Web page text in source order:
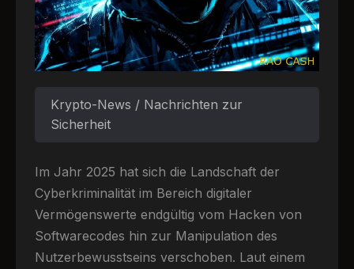
Krypto-News / Nachrichten zur
Sicherheit
Im Jahr 2025 hat sich die Landschaft der
Cyberkriminalität im Bereich digitaler
Vermögenswerte endgültig vom Hacken von
Softwarecodes hin zur Manipulation des
Nutzerbewusstseins verschoben. Laut einem